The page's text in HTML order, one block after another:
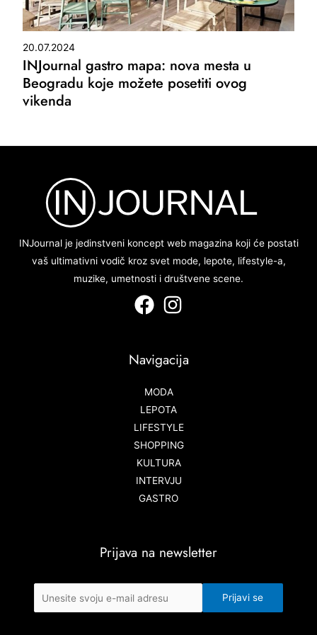
20.07.2024
INJournal gastro mapa: nova mesta u
Beogradu koje možete posetiti ovog
vikenda
INJournal je jedinstveni koncept web magazina koji će postati
vaš ultimativni vodič kroz svet mode, lepote, lifestyle-a,
muzike, umetnosti i društvene scene.
Navigacija
MODA
LEPOTA
LIFESTYLE
SHOPPING
KULTURA
INTERVJU
GASTRO
Prijava na newsletter